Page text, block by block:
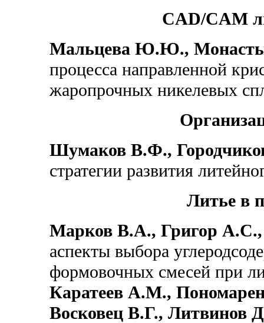
CAD/CAM
Мальцева Ю.Ю.,
процесса направленной
жаропрочных никелевых
Шумаков В.Ф.,
стратегии развития
Литье в
Марков В.А., Григор
аспекты выбора
формовочных смесей при
Каратеев А.М.,
Восковец В.Г., Литвинов